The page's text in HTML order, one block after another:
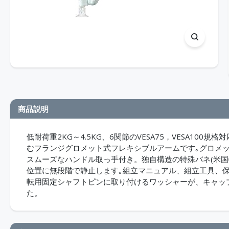
商品説明
低耐荷重2KG～4.5KG、6関節のVESA75，VESA100規格
むフランジグロメット式フレキシブルアームです｡グロメ
スムーズなハンドル取っ手付き。独自構造の特殊バネ(米
位置に無段階で静止します｡組立マニュアル、組立工具
転用固定シャフトピンに取り付けるワッシャーが、キャ
た。